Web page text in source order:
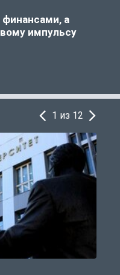
а
импульсу
1 из 12